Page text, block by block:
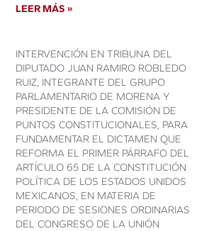
LEER MÁS »
INTERVENCIÓN EN TRIBUNA DEL
DIPUTADO JUAN RAMIRO ROBLEDO
RUIZ, INTEGRANTE DEL GRUPO
PARLAMENTARIO DE MORENA Y
PRESIDENTE DE LA COMISIÓN DE
PUNTOS CONSTITUCIONALES, PARA
FUNDAMENTAR EL DICTAMEN QUE
REFORMA EL PRIMER PÁRRAFO DEL
ARTÍCULO 65 DE LA CONSTITUCIÓN
POLÍTICA DE LOS ESTADOS UNIDOS
MEXICANOS, EN MATERIA DE
PERIODO DE SESIONES ORDINARIAS
DEL CONGRESO DE LA UNIÓN